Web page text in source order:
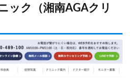
ック（湘南AGAクリ